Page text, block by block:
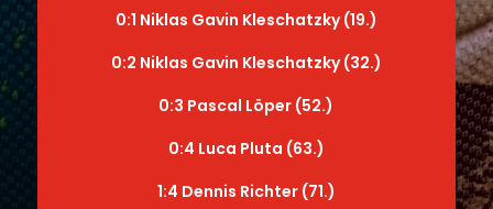
0:1 Niklas Gavin Kleschatzky (19.)
0:2 Niklas Gavin Kleschatzky (32.)
0:3 Pascal Löper (52.)
0:4 Luca Pluta (63.)
1:4 Dennis Richter (71.)